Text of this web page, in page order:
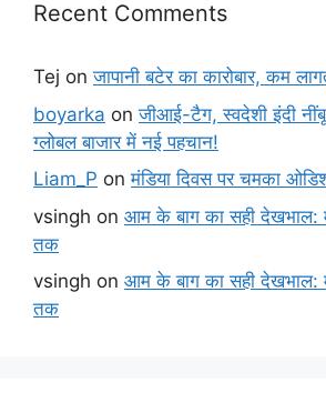
Recent Comments
Tej onजापानी बटेर का कारोबार, कम
boyarka onजीआई-टैग, स्वदेशी इंदी
ग्लोबल बाजार में नई पहचान!
Liam_P onमंडिया दिवस पर चमका
vsingh on आम के बाग का सही
तक
vsingh on आम के बाग का सही
तक